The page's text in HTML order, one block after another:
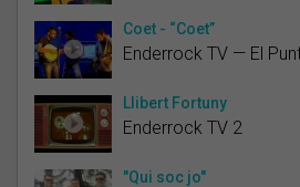
Coet - “Coet”
Enderrock TV — El
Llibert Fortuny
Enderrock TV 2
"Qui soc jo"